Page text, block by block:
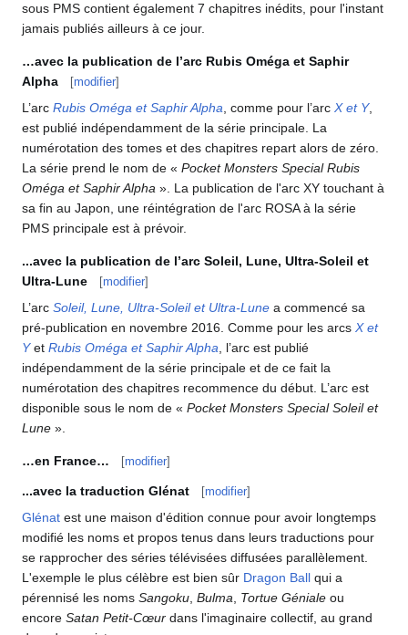
sous PMS contient également 7 chapitres inédits, pour l'instant
jamais publiés ailleurs à ce jour.
…avec la publication de l’arc Rubis Oméga et Saphir
Alpha
[modifier]
L’arc Rubis Oméga et Saphir Alpha, comme pour l’arc X et Y,
est publié indépendamment de la série principale. La
numérotation des tomes et des chapitres repart alors de zéro.
La série prend le nom de « Pocket Monsters Special Rubis
Oméga et Saphir Alpha ». La publication de l'arc XY touchant à
sa fin au Japon, une réintégration de l'arc ROSA à la série
PMS principale est à prévoir.
...avec la publication de l’arc Soleil, Lune, Ultra-Soleil et
Ultra-Lune
[modifier]
L’arc Soleil, Lune, Ultra-Soleil et Ultra-Lune a commencé sa
pré-publication en novembre 2016. Comme pour les arcs X et
Yet Rubis Oméga et Saphir Alpha, l’arc est publié
indépendamment de la série principale et de ce fait la
numérotation des chapitres recommence du début. L’arc est
disponible sous le nom de « Pocket Monsters Special Soleil et
Lune ».
…en France… [modifier]
...avec la traduction Glénat [modifier]
Glénat est une maison d'édition connue pour avoir longtemps
modifié les noms et propos tenus dans leurs traductions pour
se rapprocher des séries télévisées diffusées parallèlement.
L'exemple le plus célèbre est bien sûr Dragon Ball qui a
pérennisé les noms Sangoku Bulma Tortue Géniale ou
encore Satan Petit-Cœur dans l'imaginaire collectif, au grand